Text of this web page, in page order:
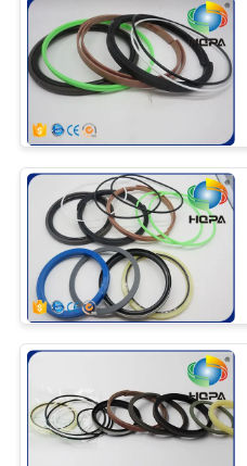
Kits
joint de
Joint